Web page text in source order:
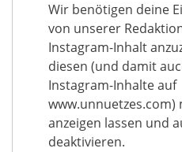
Wir benötigen deine
von unserer
Instagram-Inhalt
diesen (und damit
Instagram-Inhalte auf
www.unnuetzes.com)
anzeigen lassen und
deaktivieren.